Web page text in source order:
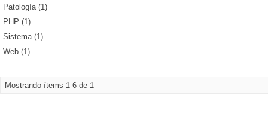
Patología (1)
PHP (1)
Sistema (1)
Web (1)
Mostrando ítems 1-6 de 1